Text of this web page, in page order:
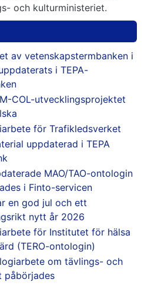
och kulturministeriet.
av vetenskapstermbanken i
i TEPA-
COL-utvecklingsprojektet
för Trafikledsverket
uppdaterad i TEPA
MAO/TAO-ontologin
i Finto-servicen
en god jul och ett
nytt år 2026
för Institutet för hälsa
(TERO-ontologin)
om tävlings- och
påbörjades